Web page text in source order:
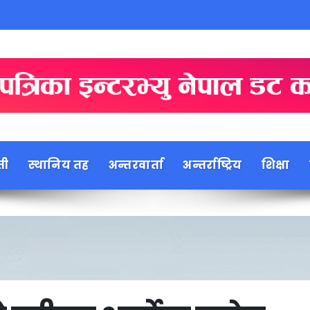
स्थानिय तह अन्तरवार्ता अन्तर्राष्ट्रिय शिक्षा